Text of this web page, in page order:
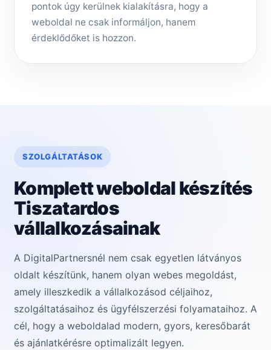
pontok úgy kerülnek kialakításra, hogy a
weboldal ne csak informáljon, hanem
érdeklődőket is hozzon.
SZOLGÁLTATÁSOK
Komplett weboldal készítés
Tiszatar­dos
vállalkozásainak
A DigitalPartnersnél nem csak egyetlen látványos
oldalt készítünk, hanem olyan webes megoldást,
amely illeszkedik a vállalkozásod céljaihoz,
szolgáltatásaihoz és ügyfélszerzési folyamataihoz. A
cél, hogy a weboldalad modern, gyors, keresőbarát
és ajánlatkérésre optimalizált legyen.